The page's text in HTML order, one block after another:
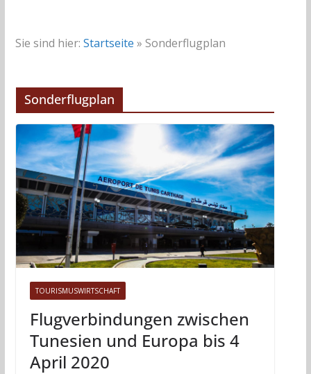
Sie sind hier: Startseite » Sonderflugplan
Sonderflugplan
TOURISMUSWIRTSCHAFT
Flugverbindungen zwischen
Tunesien und Europa bis 4
April 2020